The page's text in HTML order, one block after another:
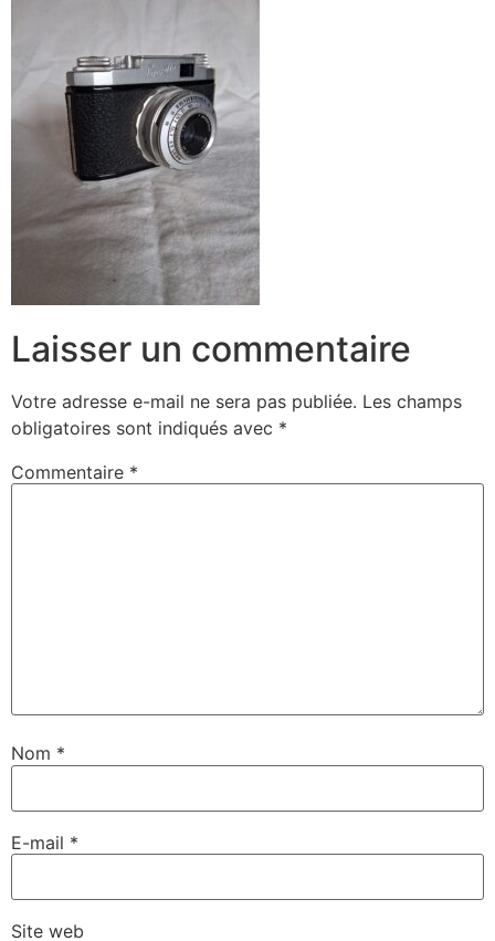
Laisser un commentaire
Votre adresse e-mail ne sera pas publiée. Les champs
obligatoires sont indiqués avec *
Commentaire *
Nom *
E-mail *
Site web